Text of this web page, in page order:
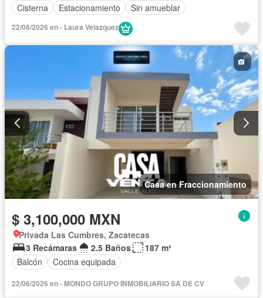
Cisterna
Estacionamiento Sin amueblar
22/06/2026 en - Laura Velazquez
Casa en Fraccionamiento
$ 3,100,000 MXN
Privada Las Cumbres, Zacatecas
3 Recámaras
2.5 Baños
187 m²
Balcón
Cocina equipada
22/06/2026 en - MONDO GRUPO INMOBILIARIO SA DE CV